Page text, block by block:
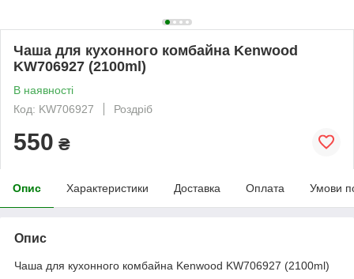
Чаша для кухонного комбайна Kenwood
KW706927 (2100ml)
В наявності
Код: KW706927
Роздріб
550 ₴
Опис Характеристики Доставка Оплата Умови
Опис
Чаша для кухонного комбайна Kenwood KW706927 (2100ml)